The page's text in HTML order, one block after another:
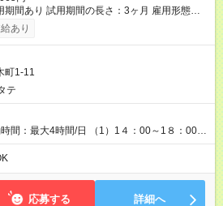
期間あり 試用期間の長さ：3ヶ月 雇用形態、
同じです。
あり
町1-11
テ
時間：最大4時間/日 （1）1４：00～1８：00
曜日） （2）1４：00～1７：00 （水曜日）
応募する 詳細へ